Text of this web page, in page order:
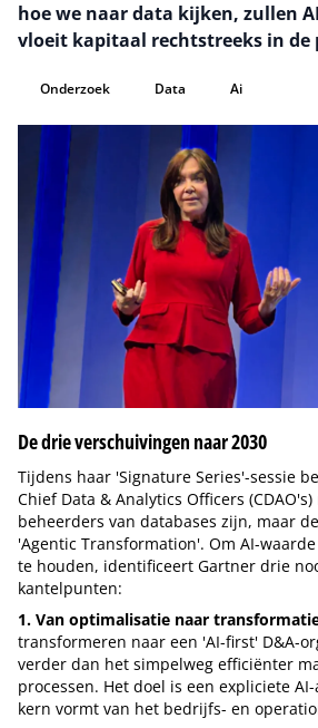
hoe we naar data kijken, zullen
vloeit kapitaal rechtstreeks in de
Onderzoek Data Ai
De drie verschuivingen naar 2030
Tijdens haar 'Signature Series'-sessie
Chief Data & Analytics Officers
beheerders van databases zijn, maar
'Agentic Transformation'. Om AI-
te houden, identificeert Gartner drie
kantelpunten:
1. Van optimalisatie naar
transformeren naar een 'AI-first' D&A-
verder dan het simpelweg efficiënter
processen. Het doel is een expliciete
kern vormt van het bedrijfs- en